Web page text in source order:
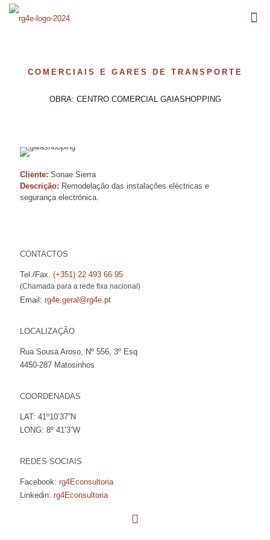
COMERCIAIS E GARES DE TRANSPORTE
OBRA: CENTRO COMERCIAL GAIASHOPPING
Cliente: Sonae Sierra
Descrição: Remodelação das instalações eléctricas e
segurança electrónica.
CONTACTOS
Tel./Fax. (+351) 22 493 66 95
(Chamada para a rede fixa nacional)
Email: rg4e.geral@rg4e.pt
LOCALIZAÇÃO
Rua Sousa Aroso, Nº 556, 3º Esq
4450-287 Matosinhos
COORDENADAS
LAT: 41º10’37”N
LONG: 8º 41’3”W
REDES SOCIAIS
Facebook: rg4Econsultoria
Linkedin: rg4Econsultoria